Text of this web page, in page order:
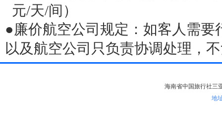
元/天/间）
●廉价航空公司规定：如客人需
以及航空公司只负责协调处理，
海南省中国旅行社三
地